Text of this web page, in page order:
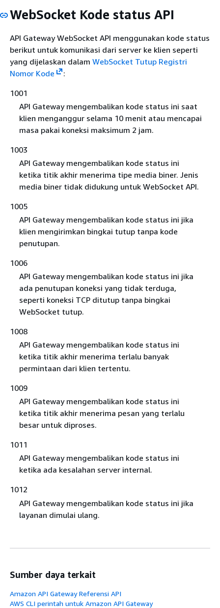
WebSocket Kode status API
API Gateway WebSocket API menggunakan kode status
berikut untuk komunikasi dari server ke klien seperti
yang dijelaskan dalam WebSocket Tutup Registri
Nomor Kode
:
1001
API Gateway mengembalikan kode status ini saat
klien menganggur selama 10 menit atau mencapai
masa pakai koneksi maksimum 2 jam.
1003
API Gateway mengembalikan kode status ini
ketika titik akhir menerima tipe media biner. Jenis
media biner tidak didukung untuk WebSocket API.
1005
API Gateway mengembalikan kode status ini jika
klien mengirimkan bingkai tutup tanpa kode
penutupan.
1006
API Gateway mengembalikan kode status ini jika
ada penutupan koneksi yang tidak terduga,
seperti koneksi TCP ditutup tanpa bingkai
WebSocket tutup.
1008
API Gateway mengembalikan kode status ini
ketika titik akhir menerima terlalu banyak
permintaan dari klien tertentu.
1009
API Gateway mengembalikan kode status ini
ketika titik akhir menerima pesan yang terlalu
besar untuk diproses.
1011
API Gateway mengembalikan kode status ini
ketika ada kesalahan server internal.
1012
API Gateway mengembalikan kode status ini jika
layanan dimulai ulang.
Sumber daya terkait
Amazon API Gateway Referensi API
AWS CLI perintah untuk Amazon API Gateway